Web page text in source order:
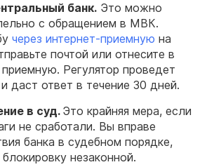
банк. Это можно
с обращением в МВК.
через интернет-приемную на
почтой или отнесите в
Регулятор проведет
даст ответ в течение 30 дней.
в суд. Это крайняя мера, если
не сработали. Вы вправе
банка в судебном порядке,
незаконной.